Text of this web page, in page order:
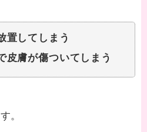
置してしまう
皮膚が傷ついてしまう
。